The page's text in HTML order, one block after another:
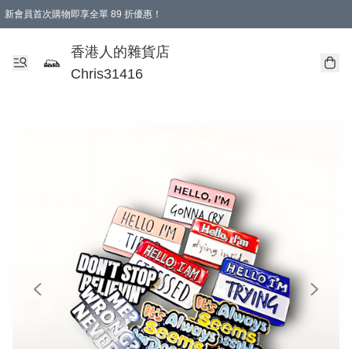
新會員首次購物即享全單 89 折優惠！
購物滿 HKD 499.00即享免運費優惠！（適用於 本地送貨、本地取貨 )
【滿 $300 專屬驚喜：無聲信物（最後一批）】
香港人的雜貨店
Chris31416